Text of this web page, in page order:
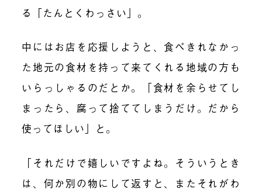
る「たんとくわっさい」。
中にはお店を応援しようと、食べきれなかっ
た地元の食材を持って来てくれる地域の方も
いらっしゃるのだとか。「食材を余らせてし
まったら、腐って捨ててしまうだけ。だから
使ってほしい」と。
「それだけで嬉しいですよね。そういうとき
は、何か別の物にして返すと、またそれがわ